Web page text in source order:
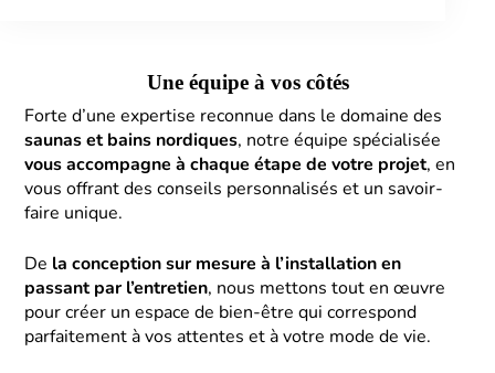
Une équipe à vos côtés
Forte d’une expertise reconnue dans le domaine des
saunas et bains nordiques, notre équipe spécialisée
vous accompagne à chaque étape de votre projet, en
vous offrant des conseils personnalisés et un savoir-
faire unique.
De la conception sur mesure à l’installation en
passant par l’entretien, nous mettons tout en œuvre
pour créer un espace de bien-être qui correspond
parfaitement à vos attentes et à votre mode de vie.